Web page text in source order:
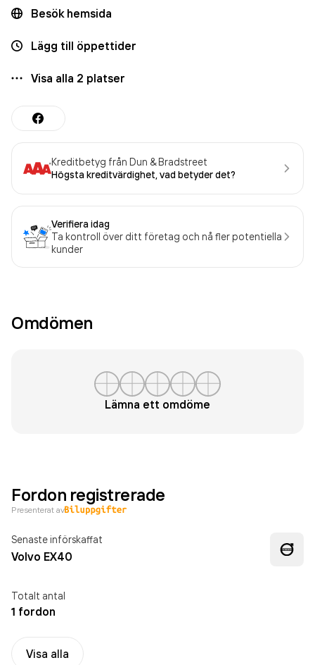
Besök hemsida
Lägg till öppettider
Visa alla 2 platser
Kreditbetyg från Dun & Bradstreet
Högsta kreditvärdighet, vad betyder det?
Verifiera idag
Ta kontroll över ditt företag och nå fler potentiella
kunder
Omdömen
Lämna ett omdöme
Fordon registrerade
Presenterat av
Senaste införskaffat
Volvo EX40
Totalt antal
1 fordon
Visa alla